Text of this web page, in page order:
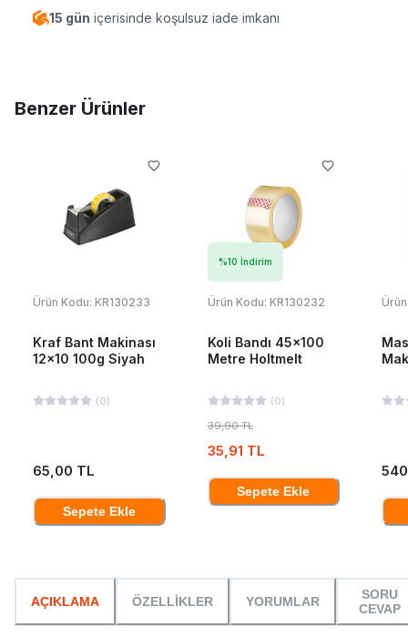
15 gün içerisinde koşulsuz iade imkanı
Benzer Ürünler
Ürün Kodu: KR130233
Kraf Bant Makinası
12x10 100g Siyah
(0)
65,00 TL
Sepete Ekle
%10 İndirim
Ürün Kodu: KR130232
Koli Bandı 45x100
Metre Holtmelt
(0)
39,90 TL
35,91 TL
Sepete Ekle
AÇIKLAMA ÖZELLİKLER YORUMLAR
SORU
CEVAP